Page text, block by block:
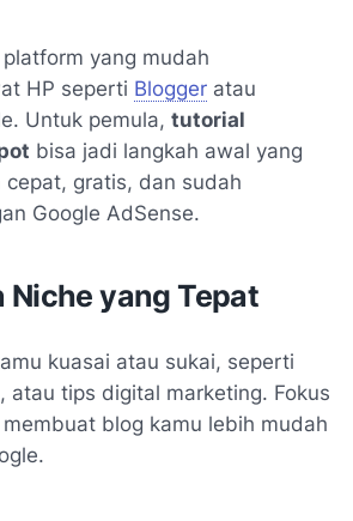
yang mudah
HP seperti Blogger atau
Untuk pemula, tutorial
bisa jadi langkah awal yang
cepat, gratis, dan sudah
Google AdSense.
Niche yang Tepat
kuasai atau sukai, seperti
atau tips digital marketing. Fokus
blog kamu lebih mudah